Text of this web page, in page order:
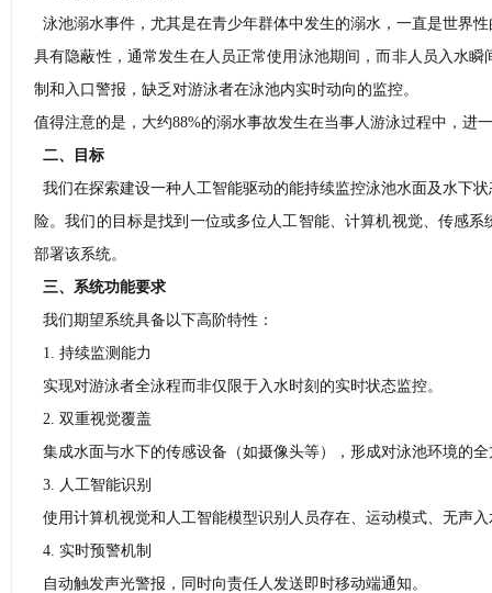
泳池溺水事件，尤其是在青少年群体中发生的溺水，一直是世界
具有隐蔽性，通常发生在人员正常使用泳池期间，而非人员入水
制和入口警报，缺乏对游泳者在泳池内实时动向的监控。
值得注意的是，大约88%的溺水事故发生在当事人游泳过程中，进
二、目标
我们在探索建设一种人工智能驱动的能持续监控泳池水面及水下
险。我们的目标是找到一位或多位人工智能、计算机视觉、传感
部署该系统。
三、系统功能要求
我们期望系统具备以下高阶特性：
1. 持续监测能力
实现对游泳者全泳程而非仅限于入水时刻的实时状态监控。
2. 双重视觉覆盖
集成水面与水下的传感设备（如摄像头等），形成对泳池环境的
3. 人工智能识别
使用计算机视觉和人工智能模型识别人员存在、运动模式、无声
4. 实时预警机制
自动触发声光警报，同时向责任人发送即时移动端通知。